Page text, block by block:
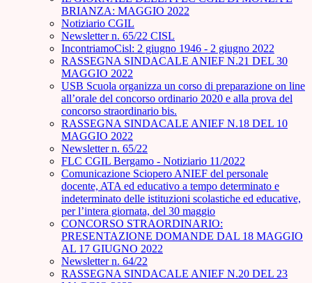
BRIANZA: MAGGIO 2022
Notiziario CGIL
Newsletter n. 65/22 CISL
IncontriamoCisl: 2 giugno 1946 - 2 giugno 2022
RASSEGNA SINDACALE ANIEF N.21 DEL 30
MAGGIO 2022
USB Scuola organizza un corso di preparazione on line
all’orale del concorso ordinario 2020 e alla prova del
concorso straordinario bis.
RASSEGNA SINDACALE ANIEF N.18 DEL 10
MAGGIO 2022
Newsletter n. 65/22
FLC CGIL Bergamo - Notiziario 11/2022
Comunicazione Sciopero ANIEF del personale
docente, ATA ed educativo a tempo determinato e
indeterminato delle istituzioni scolastiche ed educative,
per l’intera giornata, del 30 maggio
CONCORSO STRAORDINARIO:
PRESENTAZIONE DOMANDE DAL 18 MAGGIO
AL 17 GIUGNO 2022
Newsletter n. 64/22
RASSEGNA SINDACALE ANIEF N.20 DEL 23